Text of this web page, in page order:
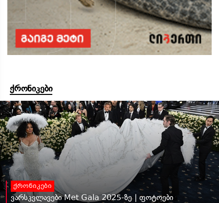
ქრონიკები
ქრონიკები
ვარსკვლავები Met Gala 2025-ზე | ფოტოები